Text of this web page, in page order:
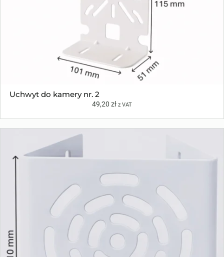
Uchwyt do kamery nr. 2
49,20 zł z VAT